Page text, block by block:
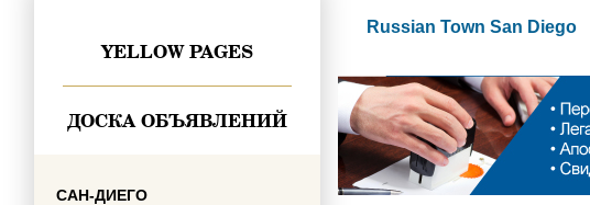
YELLOW PAGES
ДОСКА ОБЪЯВЛЕНИЙ
САН-ДИЕГО
Russian Town San Diego